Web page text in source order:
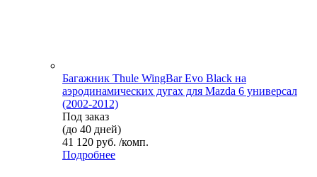
Багажник Thule WingBar Evo Black на
аэродинамических дугах для Mazda 6 универсал
(2002-2012)
Под заказ
(до 40 дней)
41 120 руб. /комп.
Подробнее